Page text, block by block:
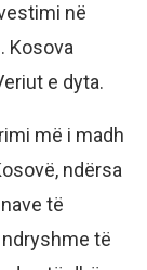
në
Kosova
e dyta.
më i madh
ndërsa
të
të